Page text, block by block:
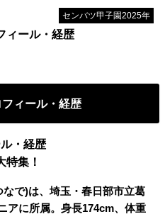
センバツ甲子園2025年
ィール・経歴
フィール・経歴
・経歴
特集！
で)は、埼玉・春日部市立葛
アに所属。身長174cm、体重